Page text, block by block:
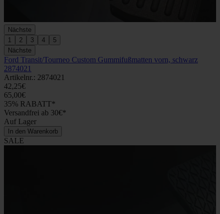
Nächste
1
2 3 4
5
Nächste
Ford Transit/Tourneo Custom Gummifußmatten vorn, schwarz
2874021
Artikelnr.: 2874021
42,25€
65,00€
35% RABATT*
Versandfrei ab 30€*
Auf Lager
In den Warenkorb
SALE